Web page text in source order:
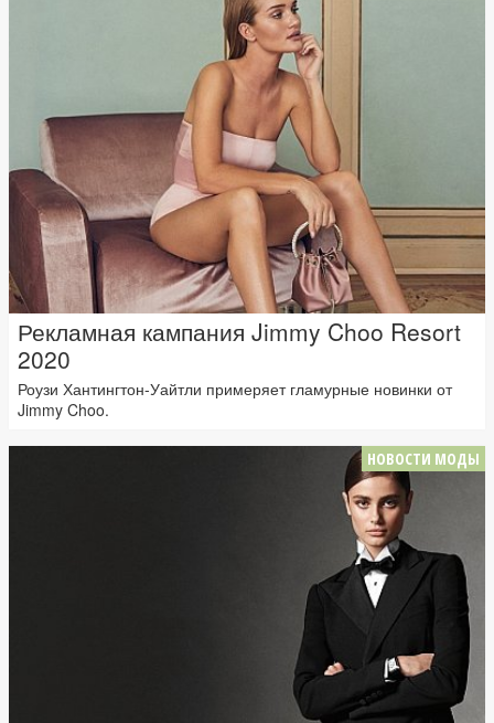
Рекламная кампания Jimmy Choo Resort
2020
Роузи Хантингтон-Уайтли примеряет гламурные новинки от
Jimmy Choo.
НОВОСТИ МОДЫ